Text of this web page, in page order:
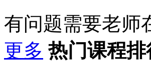
有问题需要老师
更多 热门课程排